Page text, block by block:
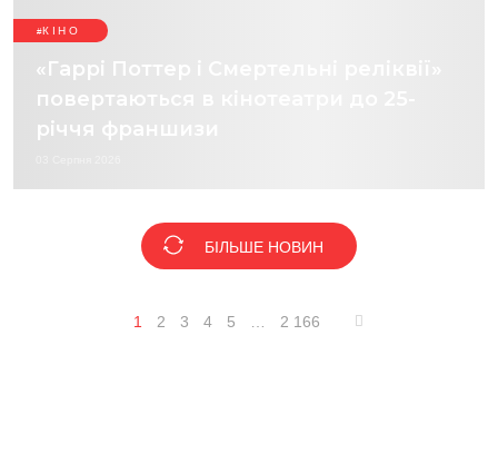
КІНО
«Гаррі Поттер і Смертельні реліквії»
повертаються в кінотеатри до 25-
річчя франшизи
БІЛЬШЕ НОВИН
1 2 3 4 5 2 166